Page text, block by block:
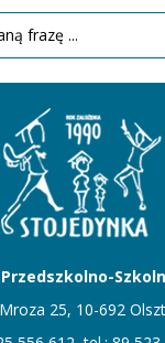
Przedszkolno-
25, 10-692